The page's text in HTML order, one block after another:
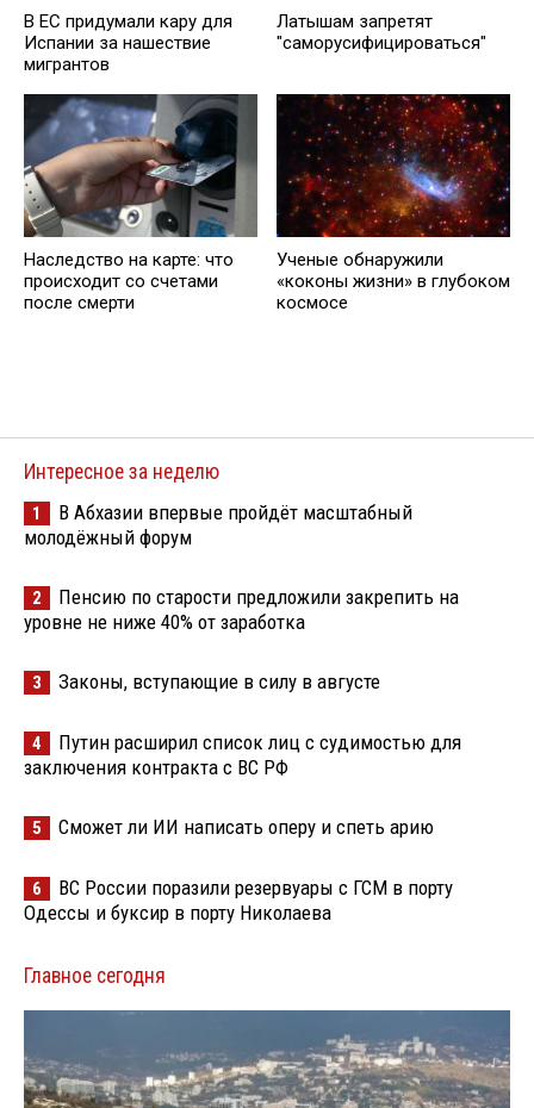
В ЕС придумали кару для
Испании за нашествие
мигрантов
Латышам запретят
"саморусифицироваться"
Наследство на карте: что
происходит со счетами
после смерти
Ученые обнаружили
«коконы жизни» в глубоком
космосе
Интересное за неделю
1
В Абхазии впервые пройдёт масштабный
молодёжный форум
2
Пенсию по старости предложили закрепить на
уровне не ниже 40% от заработка
3 Законы, вступающие в силу в августе
4
Путин расширил список лиц с судимостью для
заключения контракта с ВС РФ
5 Сможет ли ИИ написать оперу и спеть арию
6
ВС России поразили резервуары с ГСМ в порту
Одессы и буксир в порту Николаева
Главное сегодня